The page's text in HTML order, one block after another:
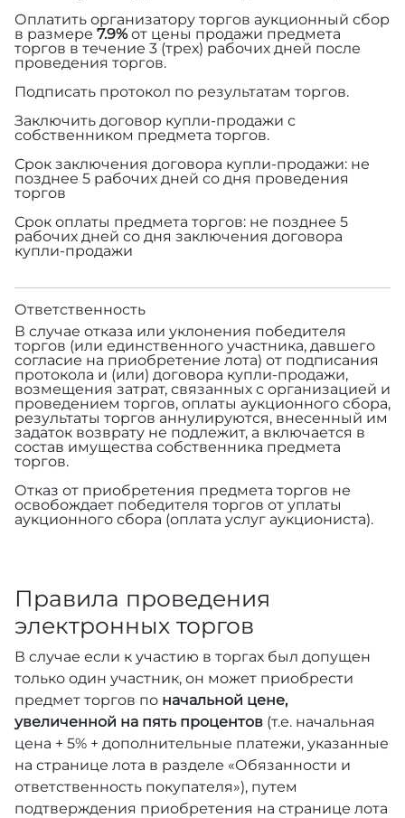
Оплатить организатору торгов аукционный сбор
в размере 7.9%от цены продажи предмета
торгов в течение 3 (трех) рабочих дней после
проведения торгов.
Подписать протокол по результатам торгов.
Заключить договор купли-продажи с
собственником предмета торгов.
Срок заключения договора купли-продажи: не
позднее 5 рабочих дней со дня проведения
торгов
Срок оплаты предмета торгов: не позднее 5
рабочих дней со дня заключения договора
купли-продажи
Ответственность
В случае отказа или уклонения победителя
торгов (или единственного участника, давшего
согласие на приобретение лота) от подписания
протокола и (или) договора купли-продажи,
возмещения затрат, связанных с организацией и
проведением торгов, оплаты аукционного сбора,
результаты торгов аннулируются, внесенный им
задаток возврату не подлежит, а включается в
состав имущества собственника предмета
торгов.
Отказ от приобретения предмета торгов не
освобождает победителя торгов от уплаты
аукционного сбора (оплата услуг аукциониста).
Правила проведения
электронных торгов
В случае если к участию в торгах был допущен
только один участник, он может приобрести
предмет торгов по начальной цене,
увеличенной на пять процентов (т.е. начальная
цена + 5% + дополнительные платежи, указанные
на странице лота в разделе «Обязанности и
ответственность покупателя»), путем
подтверждения приобретения на странице лота